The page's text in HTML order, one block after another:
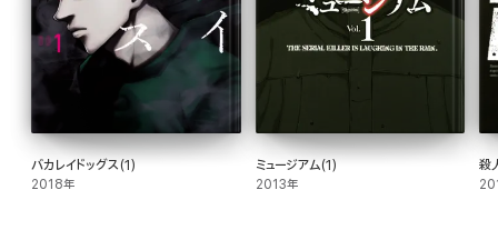
バカレイドッグス(1)
2018年
ミュージアム(1)
2013年
殺